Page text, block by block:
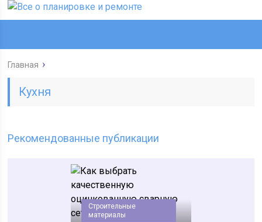
Главная
Кухня
Рекомендованные публикации
Строительные
материалы